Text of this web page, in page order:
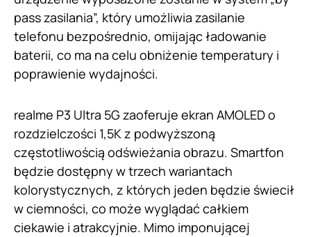
pass zasilania”, który umożliwia zasilanie
telefonu bezpośrednio, omijając ładowanie
baterii, co ma na celu obniżenie temperatury i
poprawienie wydajności.
realme P3 Ultra 5G zaoferuje ekran AMOLED o
rozdzielczości 1,5K z podwyższoną
częstotliwością odświeżania obrazu. Smartfon
będzie dostępny w trzech wariantach
kolorystycznych, z których jeden będzie świecił
w ciemności, co może wyglądać całkiem
ciekawie i atrakcyjnie. Mimo imponującej